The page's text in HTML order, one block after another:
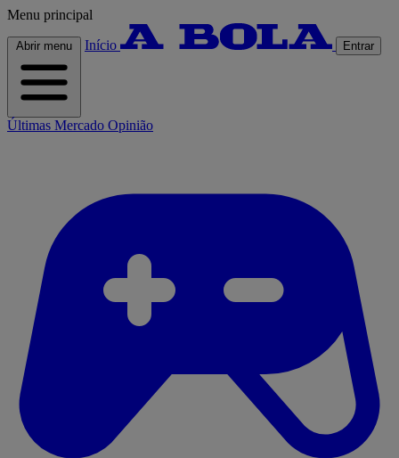
Menu principal
Abrir menu Início Entrar
Últimas Mercado Opinião